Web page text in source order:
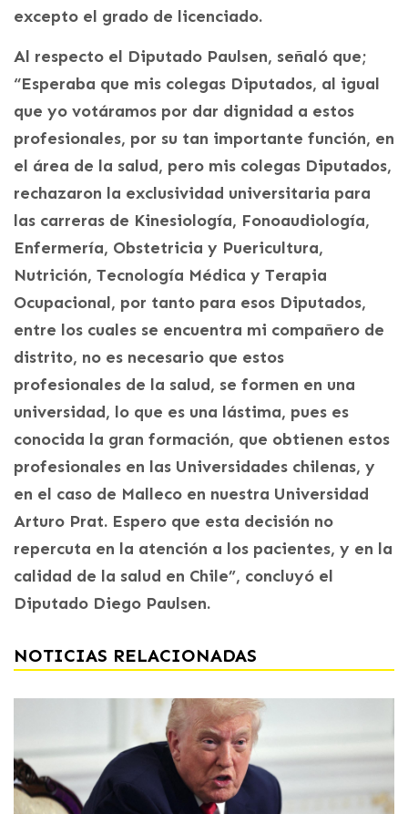
excepto el grado de licenciado.
Al respecto el Diputado Paulsen, señaló que;
“Esperaba que mis colegas Diputados, al igual
que yo votáramos por dar dignidad a estos
profesionales, por su tan importante función, en
el área de la salud, pero mis colegas Diputados,
rechazaron la exclusividad universitaria para
las carreras de Kinesiología, Fonoaudiología,
Enfermería, Obstetricia y Puericultura,
Nutrición, Tecnología Médica y Terapia
Ocupacional, por tanto para esos Diputados,
entre los cuales se encuentra mi compañero de
distrito, no es necesario que estos
profesionales de la salud, se formen en una
universidad, lo que es una lástima, pues es
conocida la gran formación, que obtienen estos
profesionales en las Universidades chilenas, y
en el caso de Malleco en nuestra Universidad
Arturo Prat. Espero que esta decisión no
repercuta en la atención a los pacientes, y en la
calidad de la salud en Chile”, concluyó el
Diputado Diego Paulsen.
NOTICIAS RELACIONADAS